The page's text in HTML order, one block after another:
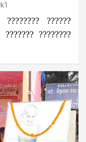
??????
????????